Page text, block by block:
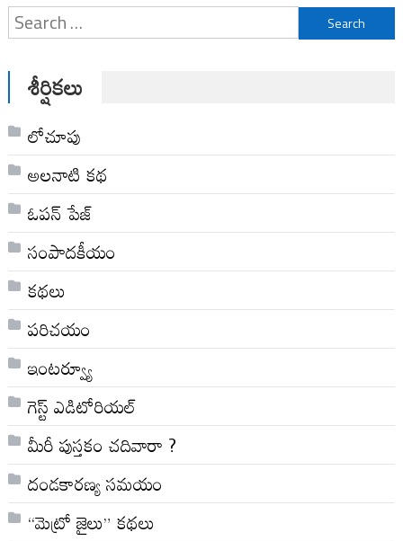
Search
for:
శీర్షికలు
లోచూపు
అల‌నాటి క‌థ‌
ఓపన్ పేజ్
సంపాదకీయం
కథలు
పరిచయం
ఇంటర్వ్యూ
గెస్ట్ ఎడిటోరియల్
మీరీ పుస్తకం చదివారా ?
దండకారణ్య సమయం
“మెట్రో జైలు” కథలు